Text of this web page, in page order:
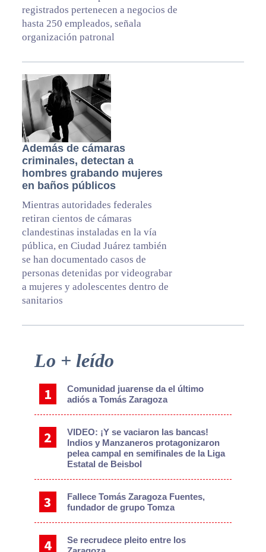
registrados pertenecen a negocios de
hasta 250 empleados, señala
organización patronal
Además de cámaras
criminales, detectan a
hombres grabando mujeres
en baños públicos
Mientras autoridades federales
retiran cientos de cámaras
clandestinas instaladas en la vía
pública, en Ciudad Juárez también
se han documentado casos de
personas detenidas por videograbar
a mujeres y adolescentes dentro de
sanitarios
Primary
Lo + leído
Comunidad juarense da el último
adiós a Tomás Zaragoza
VIDEO: ¡Y se vaciaron las bancas!
Indios y Manzaneros protagonizaron
pelea campal en semifinales de la Liga
Estatal de Beisbol
Fallece Tomás Zaragoza Fuentes,
fundador de grupo Tomza
Se recrudece pleito entre los